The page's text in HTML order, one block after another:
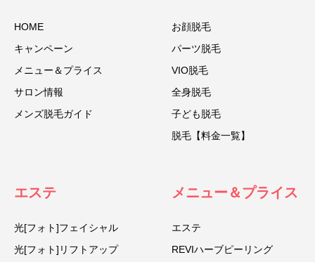
HOME
キャンペーン
メニュー＆プライス
サロン情報
メンズ脱毛ガイド
お顔脱毛
パーツ脱毛
VIO脱毛
全身脱毛
子ども脱毛
脱毛【料金一覧】
エステ
光[フォト]フェイシャル
光[フォト]リフトアップ
メニュー＆プライス
エステ
REVIハーブピーリング